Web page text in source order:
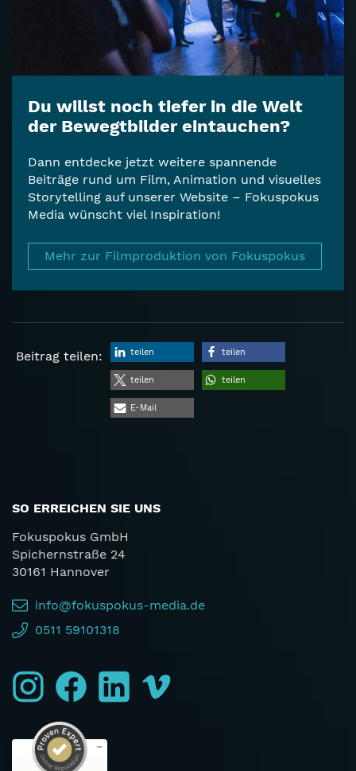
Du willst noch tiefer in die Welt
der Bewegtbilder eintauchen?
Dann entdecke jetzt weitere spannende
Beiträge rund um Film, Animation und visuelles
Storytelling auf unserer Website – Fokuspokus
Media wünscht viel Inspiration!
Mehr zur Filmproduktion von Fokuspokus
Beitrag teilen: teilen teilen
teilen teilen
E-Mail
SO ERREICHEN SIE UNS
Fokuspokus GmbH
Spichernstraße 24
30161 Hannover
info@fokuspokus-media.de
0511 59101318